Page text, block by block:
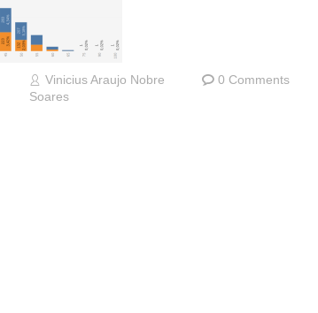
Vinicius Araujo Nobre
Soares
0 Comments